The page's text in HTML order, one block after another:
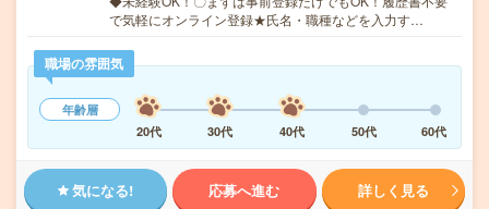
で気軽にオンライン登録★氏名・職種などを入力す…
職場の雰囲気
年齢層
20代
30代 40代 50代 60代
気になる! 応募へ進む 詳しく見る